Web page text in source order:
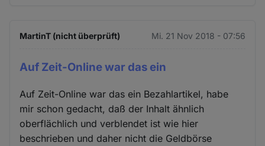
MartinT (nicht überprüft) Mi. 21 Nov 2018 - 07:56
Auf Zeit-Online war das ein
Auf Zeit-Online war das ein Bezahlartikel, habe
mir schon gedacht, daß der Inhalt ähnlich
oberflächlich und verblendet ist wie hier
beschrieben und daher nicht die Geldbörse